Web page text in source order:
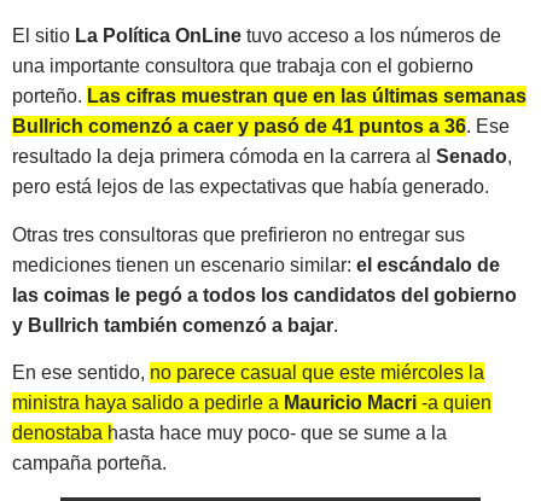
El sitio La Política OnLine tuvo acceso a los números de
una importante consultora que trabaja con el gobierno
porteño. Las cifras muestran que en las últimas semanas
Bullrich comenzó a caer y pasó de 41 puntos a 36. Ese
resultado la deja primera cómoda en la carrera al Senado,
pero está lejos de las expectativas que había generado.
Otras tres consultoras que prefirieron no entregar sus
mediciones tienen un escenario similar: el escándalo de
las coimas le pegó a todos los candidatos del gobierno
y Bullrich también comenzó a bajar.
En ese sentido, no parece casual que este miércoles la
ministra haya salido a pedirle a Mauricio Macri -a quien
denostaba hasta hace muy poco- que se sume a la
campaña porteña.